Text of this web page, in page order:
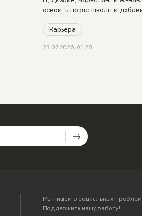
освоить после школы и
Карьера
28.07.2026, 01:28
Мы пишем о социальных
Поддержите нашу работу!